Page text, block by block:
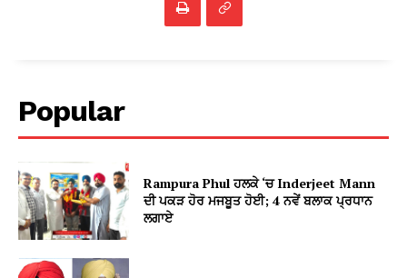
Popular
Rampura Phul ਹਲਕੇ ‘ਚ Inderjeet Mann
ਦੀ ਪਕੜ ਹੋਰ ਮਜਬੂਤ ਹੋਈ; 4 ਨਵੇਂ ਬਲਾਕ ਪ੍ਰਧਾਨ
ਲਗਾਏ